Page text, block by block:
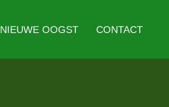
NIEUWE OOGST CONTACT